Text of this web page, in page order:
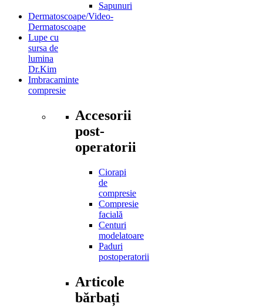
Sapunuri
Dermatoscoape/Video-
Dermatoscoape
Lupe cu
sursa de
lumina
Dr.Kim
Imbracaminte
compresie
Accesorii
post-
operatorii
Ciorapi
de
compresie
Compresie
facială
Centuri
modelatoare
Paduri
postoperatorii
Articole
bărbați